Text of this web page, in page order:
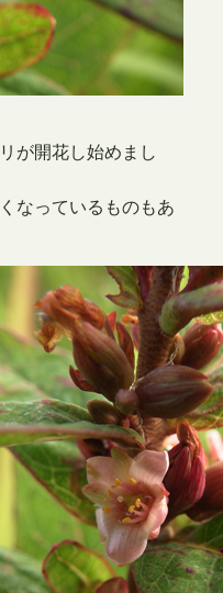
が開花し始めまし
なっているものもあ